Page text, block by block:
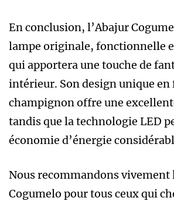
En conclusion, l’Abajur
lampe originale, fonctionnelle
qui apportera une touche de
intérieur. Son design unique en
champignon offre une
tandis que la technologie LED
économie d’énergie
Nous recommandons vivement
Cogumelo pour tous ceux qui